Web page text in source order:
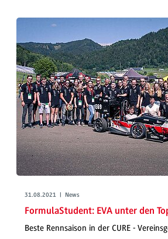
31.08.2021 | News
FormulaStudent: EVA unter den
Beste Rennsaison in der CURE -